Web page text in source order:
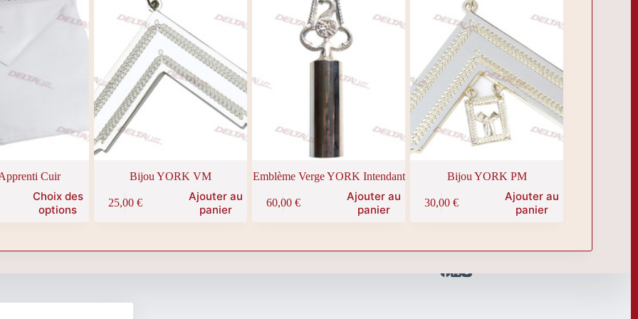
Cuir
Choix des
options
Bijou YORK VM
25,00 €
Ajouter au
panier
Emblème Verge YORK Intendant
60,00 €
Ajouter au
panier
Bijou YORK PM
30,00 €
Ajouter au
panier